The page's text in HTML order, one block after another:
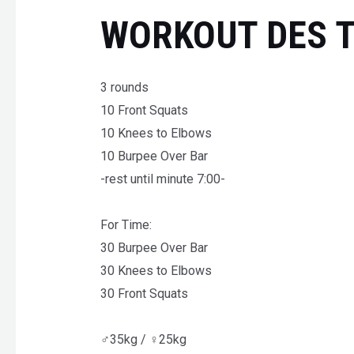
WORKOUT DES
3 rounds
10 Front Squats
10 Knees to Elbows
10 Burpee Over Bar
-rest until minute 7:00-
For Time:
30 Burpee Over Bar
30 Knees to Elbows
30 Front Squats
♂35kg / ♀25kg